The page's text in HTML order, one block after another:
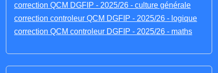
correction QCM DGFIP - 2025/26 - culture générale
correction controleur QCM DGFIP - 2025/26 - logique
correction QCM controleur DGFIP - 2025/26 - maths